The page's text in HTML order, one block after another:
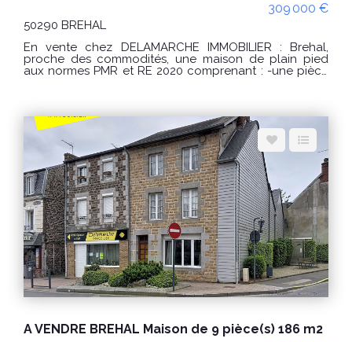
309 000 €
50290 BREHAL
En vente chez DELAMARCHE IMMOBILIER : Brehal,
proche des commodités, une maison de plain pied
aux normes PMR et RE 2020 comprenant : -une pièce
2020 -bonne exposition, -pompe à chaleur... Prix de
vente de 309000 € Honoraires à la charge du
vendeur. FRAIS DE NOTAIRE REDUITS Classe énergie :
A (35) Classe climat : A (1) Montant estimé des
dépenses annuelles d'énergie pour un usage
standard : entre 380 € et 560 € / an. Prix moyens des
énergies indexés sur les années 2021, 2022, 2023
(abonnements compris) conformément à l'arrêté du 31
mars 2021 en vigueur lors de l'établissement du DPE
Les informations sur les risques auxquels ce bien est
exposé sont disponibles sur le site Géorisques :
www.georisques.gouv.fr POUR VISITER : Agence
DELAMARCHE IMMO.COM 14 rue du Général de Gaulle
50290 BREHAL ou Florian GINARD 0786274434
A VENDRE BREHAL Maison de 9 pièce(s) 186 m2